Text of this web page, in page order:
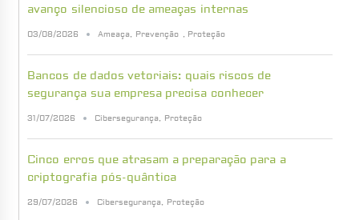
avanço silencioso de ameaças internas
03/08/2026 Ameaça Prevenção Proteção
Bancos de dados vetoriais: quais riscos de
segurança sua empresa precisa conhecer
31/07/2026 Cibersegurança Proteção
Cinco erros que atrasam a preparação para a
criptografia pós-quântica
29/07/2026 Cibersegurança Proteção